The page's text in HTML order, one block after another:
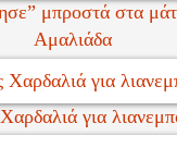
μπροστά στα
Αμαλιάδα
Χαρδαλιά για